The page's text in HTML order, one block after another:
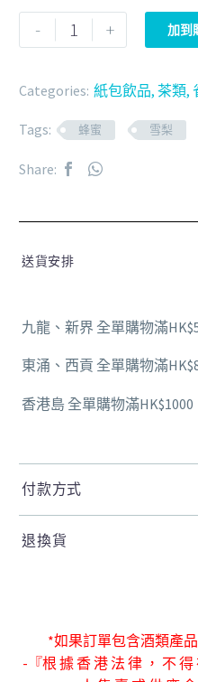
- + 加到
Categories: 紙包飲品, 茶類,
Tags: 蜂蜜 雪梨
Share:
送貨安排
九龍、新界 全單購物滿
東涌、西貢 全單購物滿
香港島 全單購物滿
付款方式
退換貨
*如果訂單包含酒類產
-『根 據 香 港 法 律 ， 不